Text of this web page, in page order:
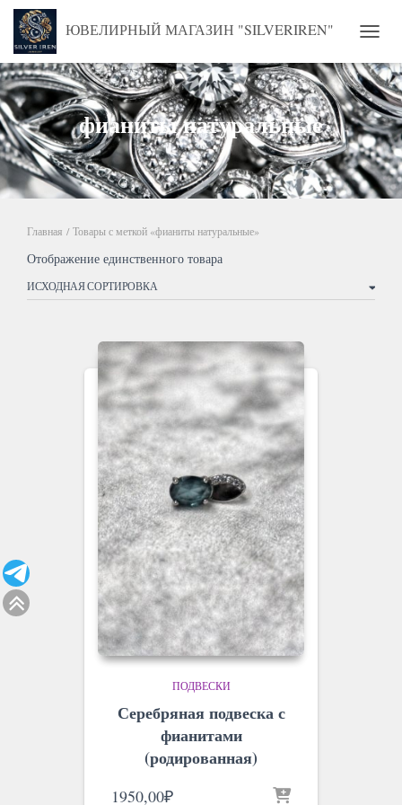
ЮВЕЛИРНЫЙ МАГАЗИН "SILVERIREN"
фианиты натуральные
Главная / Товары с меткой «фианиты натуральные»
Отображение единственного товара
ПОДВЕСКИ
Серебряная подвеска с
фианитами
(родированная)
1950,00₽